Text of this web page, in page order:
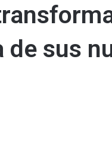
sus
electrónico